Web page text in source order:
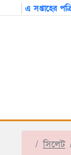
এ সপ্তাহের
সিলেট